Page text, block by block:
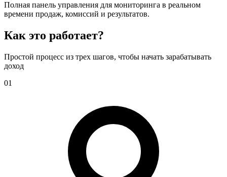
Полная панель управления для мониторинга в реальном
времени продаж, комиссий и результатов.
Как это работает?
Простой процесс из трех шагов, чтобы начать зарабатывать
доход
01